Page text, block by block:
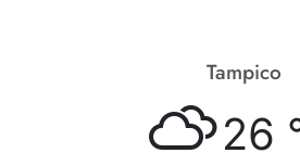
Tampico
26